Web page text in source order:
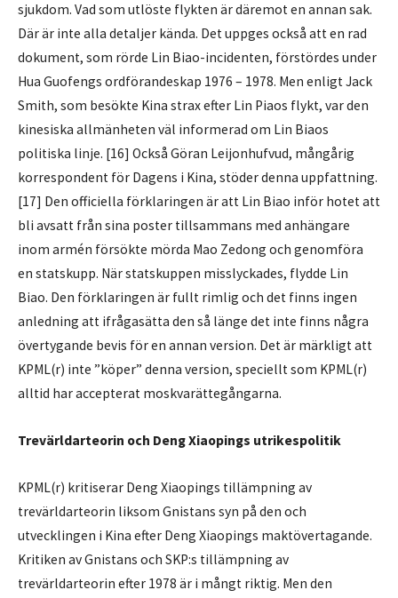
sjukdom. Vad som utlöste flykten är däremot en annan sak.
Där är inte alla detaljer kända. Det uppges också att en rad
dokument, som rörde Lin Biao-incidenten, förstördes under
Hua Guofengs ordförandeskap 1976 – 1978. Men enligt Jack
Smith, som besökte Kina strax efter Lin Piaos flykt, var den
kinesiska allmänheten väl informerad om Lin Biaos
politiska linje. [16] Också Göran Leijonhufvud, mångårig
korrespondent för Dagens i Kina, stöder denna uppfattning.
[17] Den officiella förklaringen är att Lin Biao inför hotet att
bli avsatt från sina poster tillsammans med anhängare
inom armén försökte mörda Mao Zedong och genomföra
en statskupp. När statskuppen misslyckades, flydde Lin
Biao. Den förklaringen är fullt rimlig och det finns ingen
anledning att ifrågasätta den så länge det inte finns några
övertygande bevis för en annan version. Det är märkligt att
KPML(r) inte ”köper” denna version, speciellt som KPML(r)
alltid har accepterat moskvarättegångarna.
Trevärldarteorin och Deng Xiaopings utrikespolitik
KPML(r) kritiserar Deng Xiaopings tillämpning av
trevärldarteorin liksom Gnistans syn på den och
utvecklingen i Kina efter Deng Xiaopings maktövertagande.
Kritiken av Gnistans och SKP:s tillämpning av
trevärldarteorin efter 1978 är i mångt riktig. Men den